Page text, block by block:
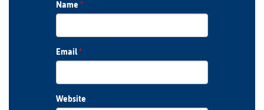
Name *
Email*
Website